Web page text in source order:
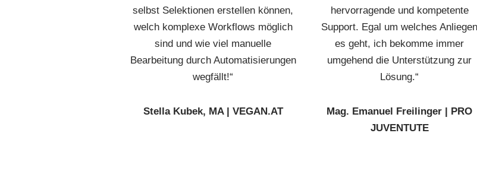
selbst Selektionen erstellen können,
welch komplexe Workflows möglich
sind und wie viel manuelle
Bearbeitung durch Automatisierungen
wegfällt!“
Stella Kubek, MA | VEGAN.AT
hervorragende und kompetente
Support. Egal um welches Anliegen
es geht, ich bekomme immer
umgehend die Unterstützung zur
Lösung.“
Mag. Emanuel Freilinger | PRO
JUVENTUTE